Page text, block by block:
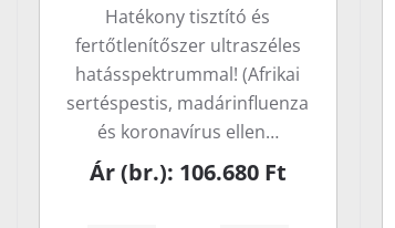
Hatékony tisztító és
fertőtlenítőszer ultraszéles
hatásspektrummal! (Afrikai
sertéspestis, madárinfluenza
és koronavírus ellen…
Ár (br.): 106.680 Ft